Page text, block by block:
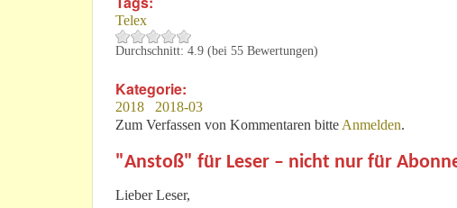
Telex
Durchschnitt: 4.9 (bei 55 Bewertungen)
Kategorie:
2018
2018-03
Zum Verfassen von Kommentaren bitte Anmelden.
"Anstoß" für Leser – nicht nur für
Lieber Leser,